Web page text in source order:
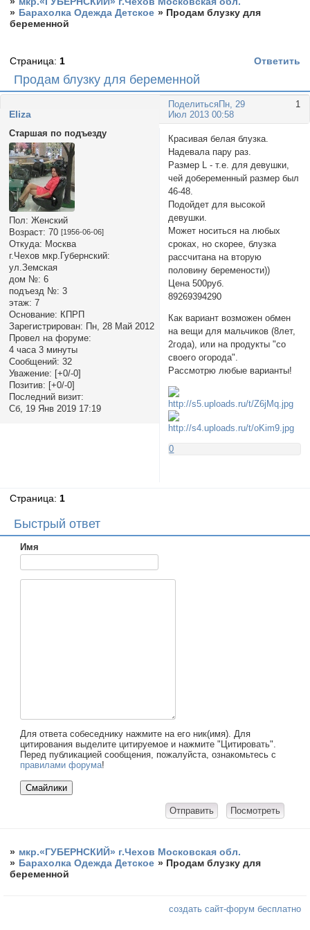
» Барахолка Одежда Детское » Продам блузку для
беременной
Продам блузку для беременной
Страница: 1 Ответить
Поделиться 1
Пн, 29
Июл 2013 00:58
Eliza
Старшая по подъезду
Пол: Женский
Возраст: 70 [1956-06-06]
Откуда: Москва
г.Чехов мкр.Губернский:
ул.Земская
дом №: 6
подъезд №: 3
этаж: 7
Основание: КПРП
Зарегистрирован: Пн, 28 Май 2012
Провел на форуме:
4 часа 3 минуты
Сообщений: 32
Уважение: [+0/-0]
Позитив: [+0/-0]
Последний визит:
Сб, 19 Янв 2019 17:19
Красивая белая блузка.
Надевала пару раз.
Размер L - т.е. для девушки,
чей добеременный размер был
46-48.
Подойдет для высокой
девушки.
Может носиться на любых
сроках, но скорее, блузка
рассчитана на вторую
половину беремености))
Цена 500руб.
89269394290
Как вариант возможен обмен
на вещи для мальчиков (8лет,
2года), или на продукты "со
своего огорода".
Рассмотрю любые варианты!
0
Страница: 1
Быстрый ответ
Имя
Для ответа собеседнику нажмите на его ник(имя). Для
цитирования выделите цитируемое и нажмите "Цитировать".
Перед публикацией сообщения, пожалуйста, ознакомьтесь с
правилами форума!
» мкр.«ГУБЕРНСКИЙ» г.Чехов Московская обл.
» Барахолка Одежда Детское » Продам блузку для
беременной
создать сайт-форум бесплатно